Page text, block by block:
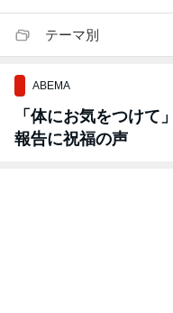
テーマ別
ABEMA
「体にお気をつけて
報告に祝福の声